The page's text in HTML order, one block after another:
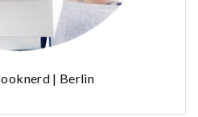
| Berlin